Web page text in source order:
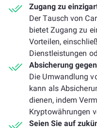
Zugang zu
Der Tausch von
bietet Zugang zu
Vorteilen,
Dienstleistungen
Absicherung
Die Umwandlung
kann als
dienen, indem
Kryptowährungen
Seien Sie auf